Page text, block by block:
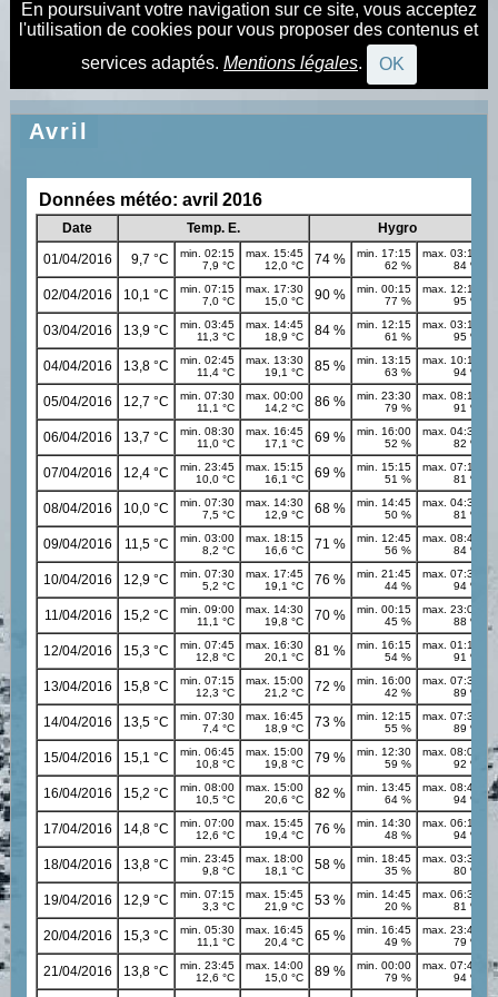
En poursuivant votre navigation sur ce site, vous acceptez
l'utilisation de cookies pour vous proposer des contenus et
services adaptés. Mentions légales. OK
Avril